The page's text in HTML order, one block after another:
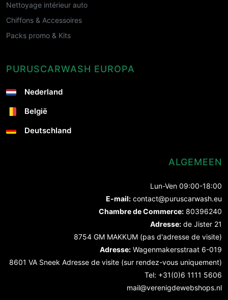
Nettoyage intérieur auto
Chiffons & Accessoires
Packs promo & Kits
PURUSCARWASH EUROPA
Nederland
België
Deutschland
ALGEMEEN
Lun-Ven 09:00-18:00
E-mail: contact@puruscarwash.eu
Chambre de Commerce: 80396240
Adresse: de Jister 21
8754 GM MAKKUM (pas d'adresse de visite)
Adresse: Wagenmakersstraat 6-019
8601 VA Sneek Adresse de visite (sur rendez-vous uniquement)
Tel: +31(0)6 1111 5606
mail@verenigdewebshops.nl